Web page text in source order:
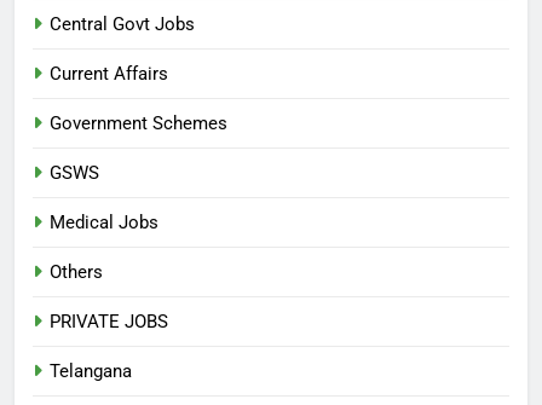
Central Govt Jobs
Current Affairs
Government Schemes
GSWS
Medical Jobs
Others
PRIVATE JOBS
Telangana